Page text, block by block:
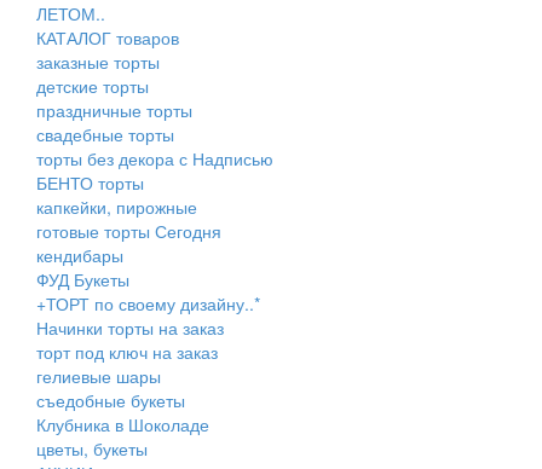
ЛЕТОМ..
КАТАЛОГ товаров
заказные торты
детские торты
праздничные торты
свадебные торты
торты без декора с Надписью
БЕНТО торты
капкейки, пирожные
готовые торты Сегодня
кендибары
ФУД Букеты
+ТОРТ по своему дизайну..*
Начинки торты на заказ
торт под ключ на заказ
гелиевые шары
съедобные букеты
Клубника в Шоколаде
цветы, букеты